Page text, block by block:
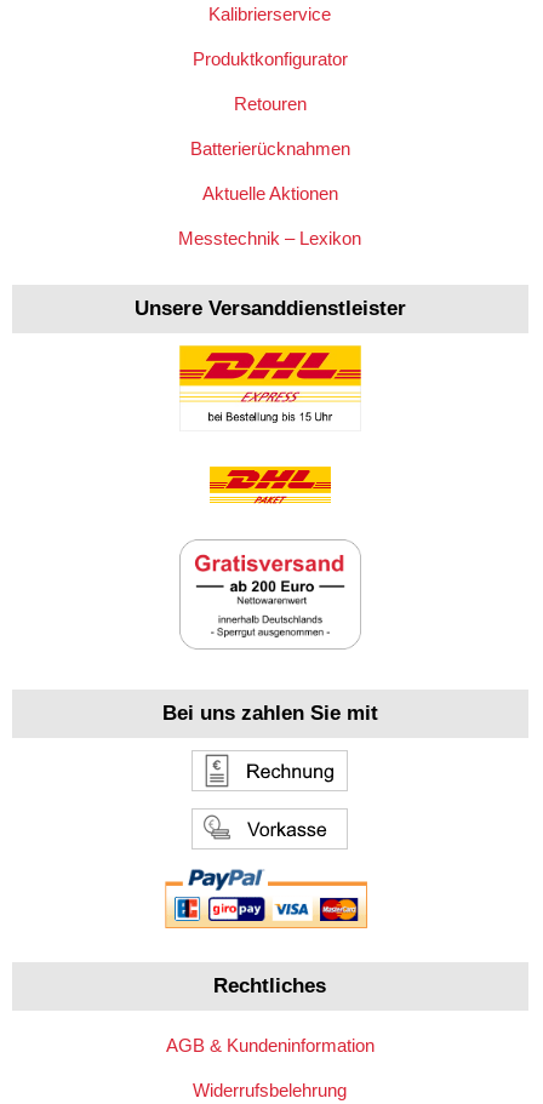
Kalibrierservice
Produktkonfigurator
Retouren
Batterierücknahmen
Aktuelle Aktionen
Messtechnik – Lexikon
Unsere Versanddienstleister
Bei uns zahlen Sie mit
Rechtliches
AGB & Kundeninformation
Widerrufsbelehrung